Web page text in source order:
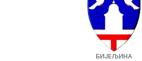
БИЈЕЉИНА